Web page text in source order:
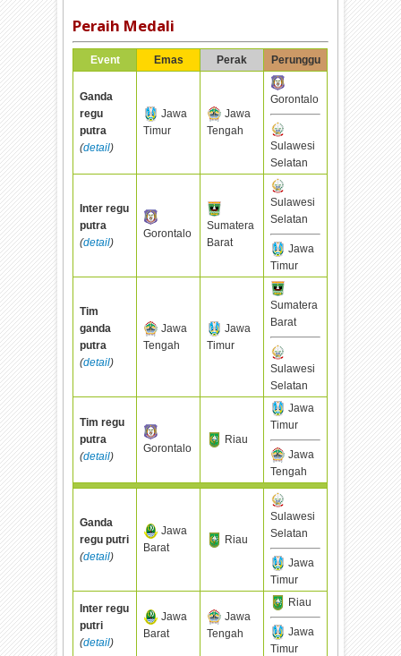
Peraih Medali
Event Emas Perak Perunggu
Ganda
regu
putra
(detail)
Jawa
Timur
Jawa
Tengah
Gorontalo
Sulawesi
Selatan
Inter regu
putra
(detail)
Gorontalo
Sumatera
Barat
Sulawesi
Selatan
Jawa
Timur
Tim
ganda
putra
(detail)
Jawa
Tengah
Jawa
Timur
Sumatera
Barat
Sulawesi
Selatan
Tim regu
putra
(detail)
Gorontalo
Riau
Jawa
Timur
Jawa
Tengah
Ganda
regu putri
(detail)
Jawa
Barat
Riau
Sulawesi
Selatan
Jawa
Timur
Inter regu
putri
(detail)
Jawa
Barat
Jawa
Tengah
Riau
Jawa
Timur